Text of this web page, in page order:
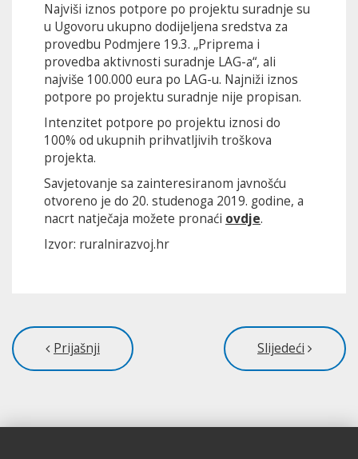
Najviši iznos potpore po projektu suradnje su
u Ugovoru ukupno dodijeljena sredstva za
provedbu Podmjere 19.3. „Priprema i
provedba aktivnosti suradnje LAG-a“, ali
najviše 100.000 eura po LAG-u. Najniži iznos
potpore po projektu suradnje nije propisan.
Intenzitet potpore po projektu iznosi do
100% od ukupnih prihvatljivih troškova
projekta.
Savjetovanje sa zainteresiranom javnošću
otvoreno je do 20. studenoga 2019. godine, a
nacrt natječaja možete pronaći ovdje.
Izvor: ruralnirazvoj.hr
Prijašnji Slijedeći